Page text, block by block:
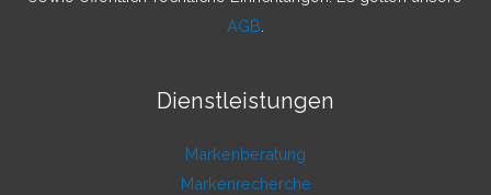
AGB
Dienstleistungen
Markenberatung
Markenrecherche